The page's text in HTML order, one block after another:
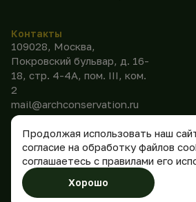
Контакты
109028, Москва,
Покровский бульвар, д. 16-
18, стр. 4-4А, пом. III, ком.
2
mail@archconservation.ru
2026
«Консервация»
Продолжая использовать наш
согласие на обработку файлов
соглашаетесь с правилами его
Хорошо